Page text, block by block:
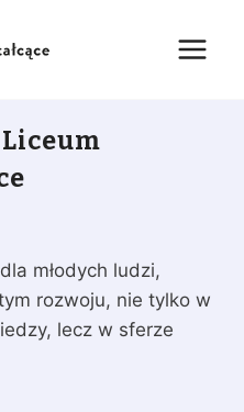
młodych ludzi,
rozwoju, nie tylko w
lecz w sferze